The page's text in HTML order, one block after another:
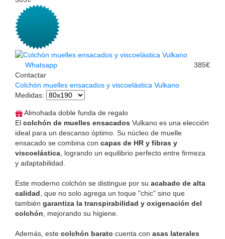
Whatsapp
Contactar
385€
Colchón muelles ensacados y viscoelástica Vulkano
Medidas:
Almohada doble funda de regalo
El colchón de muelles ensacados Vulkano es una elección
ideal para un descanso óptimo. Su núcleo de muelle
ensacado se combina con capas de HR y fibras y
viscoelástica, logrando un equilibrio perfecto entre firmeza
y adaptabilidad.
Este moderno colchón se distingue por su acabado de alta
calidad, que no solo agrega un toque "chic" sino que
también garantiza la transpirabilidad y oxigenación del
colchón, mejorando su higiene.
Además, este colchón barato cuenta con asas laterales